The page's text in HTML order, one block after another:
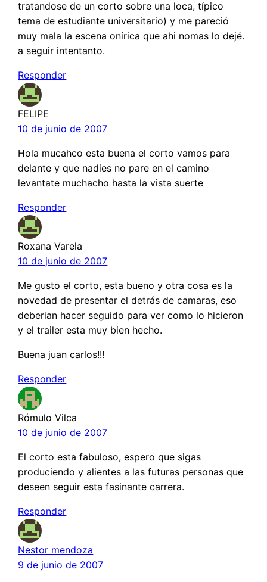
tratandose de un corto sobre una loca, típico
tema de estudiante universitario) y me pareció
muy mala la escena onírica que ahi nomas lo dejé.
a seguir intentanto.
Responder
FELIPE
10 de junio de 2007
Hola mucahco esta buena el corto vamos para
delante y que nadies no pare en el camino
levantate muchacho hasta la vista suerte
Responder
Roxana Varela
10 de junio de 2007
Me gusto el corto, esta bueno y otra cosa es la
novedad de presentar el detrás de camaras, eso
deberian hacer seguido para ver como lo hicieron
y el trailer esta muy bien hecho.
Buena juan carlos!!!
Responder
Rómulo Vilca
10 de junio de 2007
El corto esta fabuloso, espero que sigas
produciendo y alientes a las futuras personas que
deseen seguir esta fasinante carrera.
Responder
Nestor mendoza
9 de junio de 2007